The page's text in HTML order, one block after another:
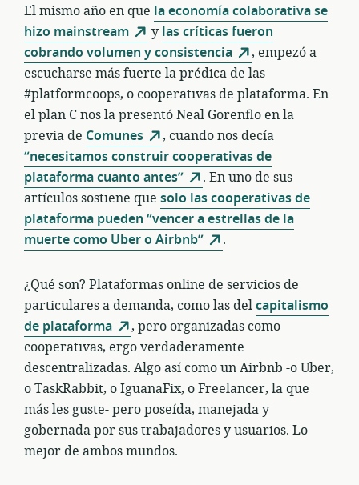
El mismo año en que la economía colaborativa se
hizo mainstream
y las críticas fueron
cobrando volumen y consistencia
, empezó a
escucharse más fuerte la prédica de las
#platformcoops, o cooperativas de plataforma. En
el plan C nos la presentó Neal Gorenflo en la
previa de Comunes
, cuando nos decía
“necesitamos construir cooperativas de
plataforma cuanto antes”
. En uno de sus
artículos sostiene que solo las cooperativas de
plataforma pueden “vencer a estrellas de la
muerte como Uber o Airbnb”
.
¿Qué son? Plataformas online de servicios de
particulares a demanda, como las delcapitalismo
de plataforma
, pero organizadas como
cooperativas, ergo verdaderamente
descentralizadas. Algo así como un Airbnb -o Uber,
o TaskRabbit, o IguanaFix, o Freelancer, la que
más les guste- pero poseída, manejada y
gobernada por sus trabajadores y usuarios. Lo
mejor de ambos mundos.